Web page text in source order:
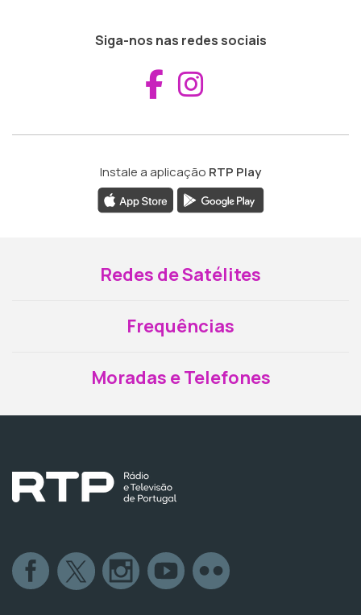
Siga-nos nas redes sociais
Aceder ao
Instale a aplicação RTP Play
Redes de Satélites
Frequências
Moradas e Telefones